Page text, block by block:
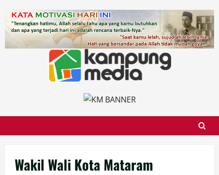
content
Wakil Wali Kota Mataram